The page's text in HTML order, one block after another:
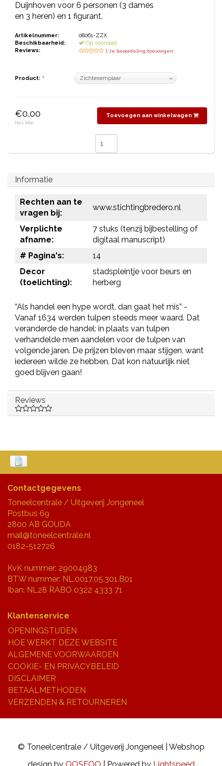
SKETCHES
Duijnhoven voor 6 personen (3 dames
en 3 heren) en 1 figurant.
Artikelnummer:
08061-ZZX
Beschikbaarheid:
Op voorraad
Reviews:
| Je beoordeling toevoegen
Product: *
€0,00
Incl. btw
Toevoegen aan winkelwagen
Informatie
Rechten aan te
vragen bij:
www.stichtingbredero.nl
Verplichte
afname:
7 stuks (tenzij bijbestelling of
digitaal manuscript)
# Pagina's:
14
Decor
(toelichting):
stadspleintje voor beurs en
herberg
“Als handel een hype wordt, dan gaat het mis” -
Vanaf 1634 werden tulpen steeds meer waard. Dat
veranderde de handel: in plaats van tulpen
verhandelde men aandelen voor de tulpen van
volgende jaren. De prijzen bleven maar stijgen, want
iedereen wilde ze hebben. Dat kon natuurlijk niet
goed blijven gaan!
Reviews
Contactgegevens
Toneelcentrale / Uitgeverij Jongeneel
Postbus 69
2800 AB GOUDA
mail@toneelcentrale.nl
0182-512726
KvK nummer: 29004983
BTW nummer: NL.0017.05.301.B01
Iban: NL28 RABO 0322 4333 71
Klantenservice
OPENINGSTIJDEN
HOE WERKT DEZE WEBSITE
ALGEMENE VOORWAARDEN
COOKIE- EN PRIVACYBELEID
DISCLAIMER
BETAALMETHODEN
VERZENDEN & RETOURNEREN
© Toneelcentrale / Uitgeverij Jongeneel | Webshop
design by OOSEOO | Powered by Lightspeed